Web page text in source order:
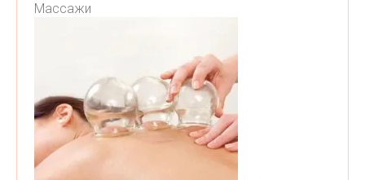
Массажи